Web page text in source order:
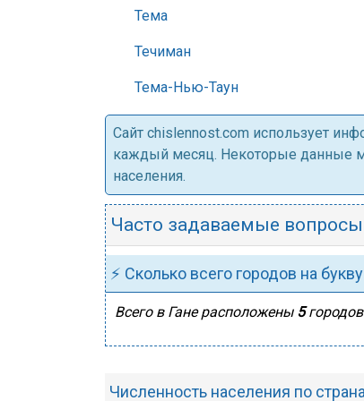
Тема
Течиман
Тема-Нью-Таун
Cайт chislennost.com использует
каждый месяц. Некоторые данные
населения.
Часто задаваемые вопросы
⚡ Сколько всего городов на
Всего в Гане расположены 5
Численность населения по